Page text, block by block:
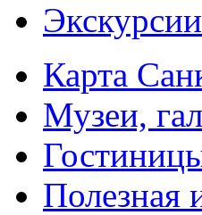
Карта
Музеи,
Полезная